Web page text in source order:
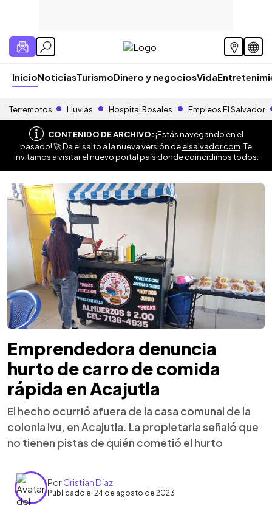
InicioNoticiasTurismoDinero y negociosVida
Terremotos Lluvias Hospital Rosales Empleos El Salvador
CONTENIDO DE ARCHIVO:¡Estás navegando en el
pasado! 🚀 Da el salto a la nueva versión deelsalvador.com . Te
invitamos a visitar el nuevo portal país donde coincidimos todos.
Emprendedora denuncia
hurto de carro de comida
rápida en Acajutla
El hecho ocurrió afuera de la casa comunal de la
colonia Ivu, en Acajutla. La propietaria señaló que
no tienen pistas de quién cometió el hurto
PorCristian Díaz
Publicado el 24 de agosto de 2023